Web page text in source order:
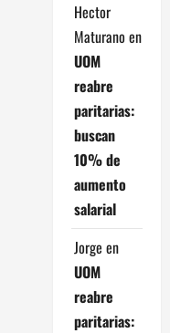
Hector
Maturano en
UOM
reabre
paritarias:
buscan
10% de
aumento
salarial
Jorge en
UOM
reabre
paritarias: